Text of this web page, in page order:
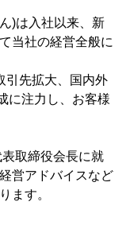
)は入社以来、新
当社の経営全般に
引先拡大、国内外
に注力し、お客様
取締役会長に就
営アドバイスなど
ます。